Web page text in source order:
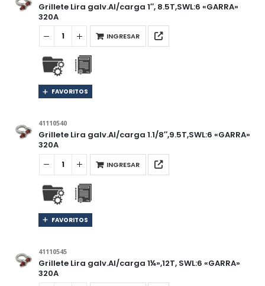
Grillete Lira galv.Al/carga 1″, 8.5T,SWL:6 «GARRA»
320A
INGRESAR
FAVORITOS
41110540
Grillete Lira galv.Al/carga 1.1/8″,9.5T,SWL:6 «GARRA»
320A
INGRESAR
FAVORITOS
41110545
Grillete Lira galv.Al/carga 1¼»,12T, SWL:6 «GARRA»
320A